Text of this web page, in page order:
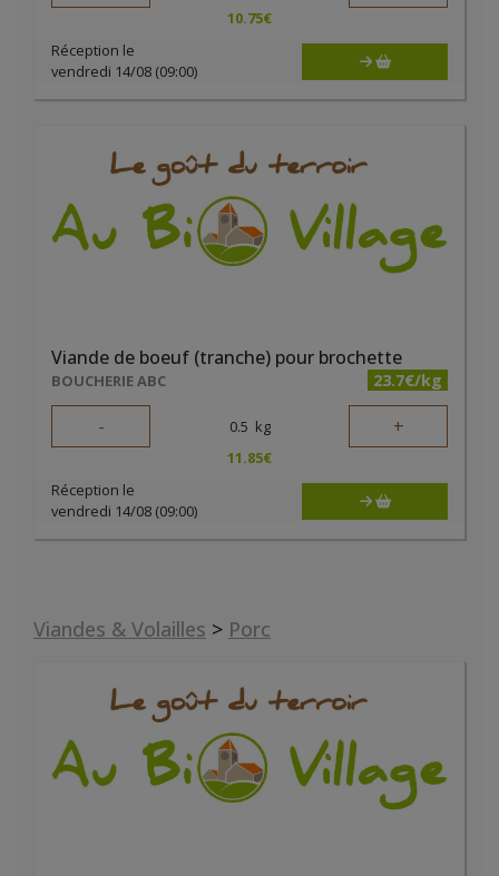
10.75€
Réception le
vendredi 14/08 (09:00)
Viande de boeuf (tranche) pour brochette
BOUCHERIE ABC 23.7€/kg
- 0.5 kg +
11.85€
Réception le
vendredi 14/08 (09:00)
Viandes & Volailles > Porc